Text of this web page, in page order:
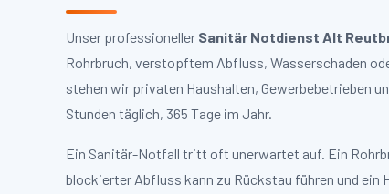
Unser professioneller Sanitär Notdienst Alt
Rohrbruch, verstopftem Abfluss, Wasserschaden
stehen wir privaten Haushalten, Gewerbebetrieben
Stunden täglich, 365 Tage im Jahr.
Ein Sanitär-Notfall tritt oft unerwartet auf. Ein
blockierter Abfluss kann zu Rückstau führen und ein